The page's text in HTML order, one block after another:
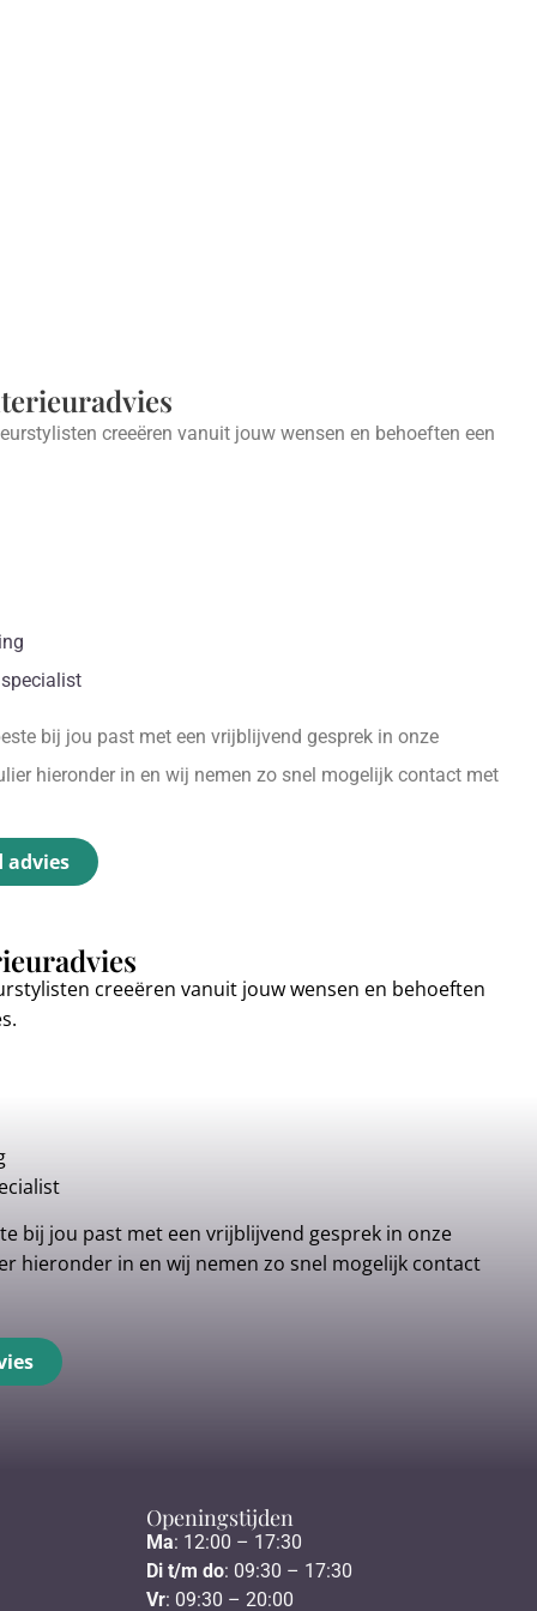
creeëren vanuit jouw wensen en behoeften een
bij jou past met een vrijblijvend gesprek in onze
hieronder in en wij nemen zo snel mogelijk contact met
advies
creeëren vanuit jouw wensen en behoeften
bij jou past met een vrijblijvend gesprek in onze
hieronder in en wij nemen zo snel mogelijk contact
Openingstijden
Ma: 12:00 – 17:30
Di t/m do: 09:30 – 17:30
Vr: 09:30 – 20:00